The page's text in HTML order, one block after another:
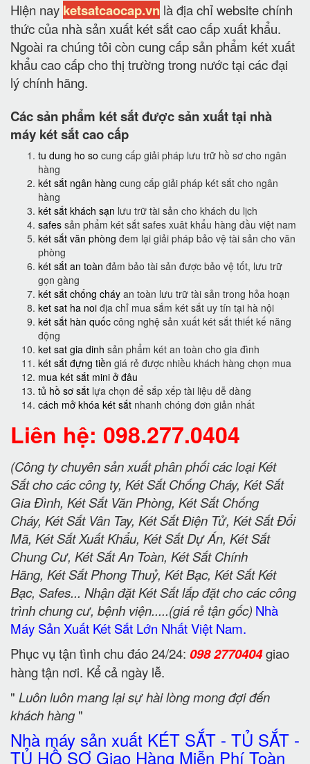
Hiện nay ketsatcaocap.vn là địa chỉ website chính
thức của nhà sản xuất két sắt cao cấp xuất khẩu.
Ngoài ra chúng tôi còn cung cấp sản phẩm két xuất
khẩu cao cấp cho thị trường trong nước tại các đại
lý chính hãng.
Các sản phẩm két sắt được sản xuất tại nhà
máy két sắt cao cấp
tu dung ho so cung cấp giải pháp lưu trữ hồ sơ cho ngân
hàng
két sắt ngân hàng cung cấp giải pháp két sắt cho ngân
hàng
két sắt khách sạn lưu trữ tài sản cho khách du lịch
safes sản phẩm két sắt safes xuât khẩu hàng đầu việt nam
két sắt văn phòng đem lại giải pháp bảo vệ tài sản cho văn
phòng
két sắt an toàn đảm bảo tài sản được bảo vệ tốt, lưu trữ
gọn gàng
két sắt chống cháy an toàn lưu trữ tài sản trong hỏa hoạn
ket sat ha noi địa chỉ mua sắm két sắt uy tín tại hà nội
két sắt hàn quốc công nghệ sản xuất két sắt thiết kế năng
động
ket sat gia dinh sản phẩm két an toàn cho gia đình
két sắt đựng tiền giá rẻ được nhiều khách hàng chọn mua
mua két sắt mini ở đâu
tủ hồ sơ sắt lựa chọn để sắp xếp tài liệu dễ dàng
cách mở khóa két sắt nhanh chóng đơn giản nhất
Liên hệ: 098.277.0404
(Công ty chuyên sản xuất phân phối các loại Két
Sắt cho các công ty, Két Sắt Chống Cháy, Két Sắt
Gia Đình, Két Sắt Văn Phòng, Két Sắt Chống
Cháy, Két Sắt Vân Tay, Két Sắt Điện Tử, Két Sắt Đổi
Mã, Két Sắt Xuất Khẩu, Két Sắt Dự Án, Két Sắt
Chung Cư, Két Sắt An Toàn, Két Sắt Chính
Hãng, Két Sắt Phong Thuỷ, Két Bạc, Két Sắt Két
Bạc, Safes... Nhận đặt Két Sắt lắp đặt cho các công
trình chung cư, bệnh viện.....(giá rẻ tận gốc) Nhà
Máy Sản Xuất Két Sắt Lớn Nhất Việt Nam.
Phục vụ tận tình chu đáo 24/24: 098 2770404giao
hàng tận nơi. Kể cả ngày lễ.
" Luôn luôn mang lại sự hài lòng mong đợi đến
khách hàng"
Nhà máy sản xuất KÉT SẮT - TỦ SẮT -
TỦ HỒ SƠ Giao Hàng Miễn Phí Toàn